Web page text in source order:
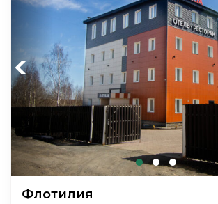
Previous
Флотилия